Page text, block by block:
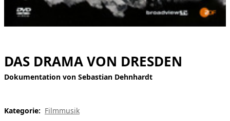
DAS DRAMA VON DRESDEN
Dokumentation von Sebastian Dehnhardt
Kategorie: Filmmusik